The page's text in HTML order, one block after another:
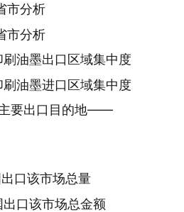
市分析
市分析
油墨出口区域集中度
油墨进口区域集中度
要出口目的地——
口该市场总量
口该市场总金额